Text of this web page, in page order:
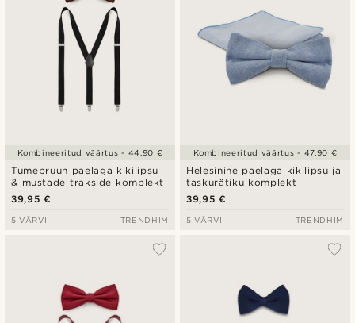
Tumepruun paelaga kikilipsu
& mustade trakside komplekt
39,95 €
Kombineeritud väärtus - 44,90 €
5 VÄRVI TRENDHIM
Helesinine paelaga kikilipsu ja
taskurätiku komplekt
39,95 €
Kombineeritud väärtus - 47,90 €
5 VÄRVI TRENDHIM